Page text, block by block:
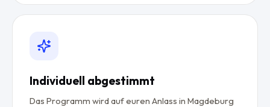
Individuell abgestimmt
Das Programm wird auf euren Anlass in Magdeburg